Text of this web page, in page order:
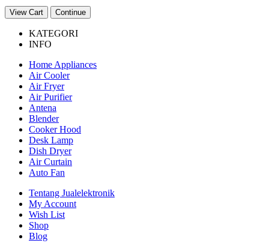
View Cart Continue
KATEGORI
INFO
Home Appliances
Air Cooler
Air Fryer
Air Purifier
Antena
Blender
Cooker Hood
Desk Lamp
Dish Dryer
Air Curtain
Auto Fan
Tentang Jualelektronik
My Account
Wish List
Shop
Blog